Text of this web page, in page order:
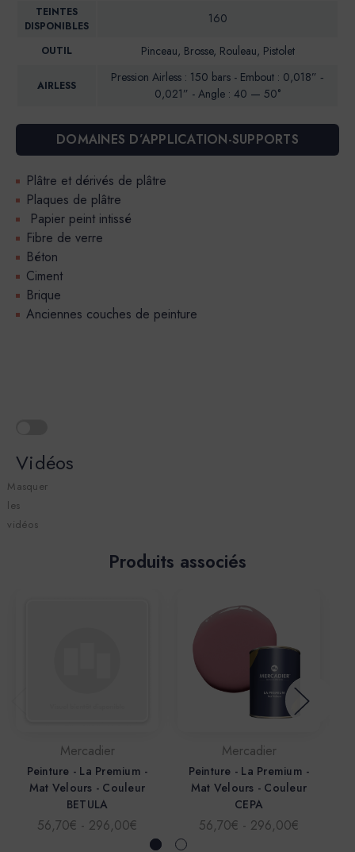
TEINTES
DISPONIBLES
160
OUTIL Pinceau, Brosse, Rouleau, Pistolet
AIRLESS
Pression Airless : 150 bars - Embout : 0,018” ‐
0,021” - Angle : 40 — 50°
DOMAINES D’APPLICATION-SUPPORTS
Plâtre et dérivés de plâtre
Plaques de plâtre
Papier peint intissé
Fibre de verre
Béton
Ciment
Brique
Anciennes couches de peinture
Vidéos
Masquer
les
vidéos
Produits associés
Mercadier
Peinture - La Premium -
Mat Velours - Couleur
BETULA
56,70€ - 296,00€
Mercadier
Peinture - La Premium -
Mat Velours - Couleur
CEPA
56,70€ - 296,00€